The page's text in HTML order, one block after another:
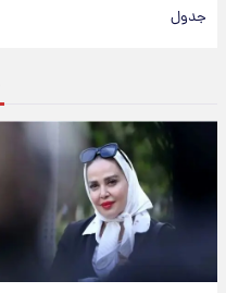
جدول